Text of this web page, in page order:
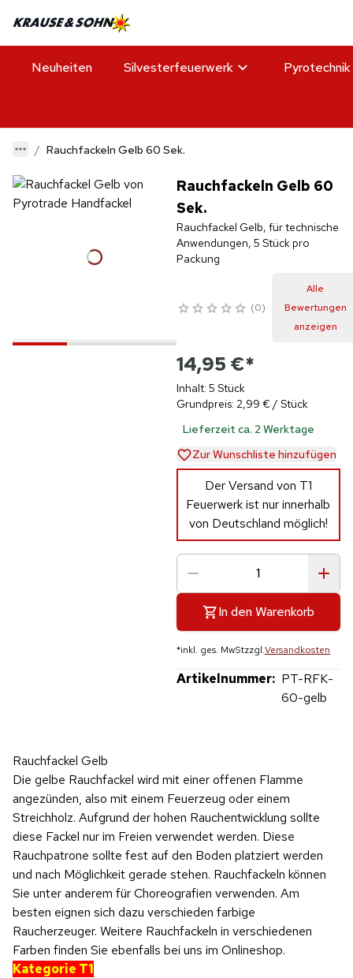
Neuheiten Silvesterfeuerwerk Pyrotechnik
Rauchfackeln Gelb 60 Sek.
Rauchfackeln Gelb 60
Sek.
Rauchfackel Gelb, für technische
Anwendungen, 5 Stück pro
Packung
0
Alle
Bewertungen
anzeigen
14,95 €*
Inhalt: 5 Stück
Grundpreis: 2,99 € / Stück
Lieferzeit ca. 2 Werktage
Zur Wunschliste hinzufügen
Der Versand von T1
Feuerwerk ist nur innerhalb
von Deutschland möglich!
In den Warenkorb
*inkl. ges. MwStzzgl.Versandkosten
Artikelnummer: PT-RFK-
60-gelb
Rauchfackel Gelb
Die gelbe Rauchfackel wird mit einer offenen Flamme
angezünden, also mit einem Feuerzeug oder einem
Streichholz. Aufgrund der hohen Rauchentwicklung sollte
diese Fackel nur im Freien verwendet werden. Diese
Rauchpatrone sollte fest auf den Boden platziert werden
und nach Möglichkeit gerade stehen. Rauchfackeln können
Sie unter anderem für Choreografien verwenden. Am
besten eignen sich dazu verschieden farbige
Raucherzeuger. Weitere Rauchfackeln in verschiedenen
Farben finden Sie ebenfalls bei uns im Onlineshop.
Kategorie T1